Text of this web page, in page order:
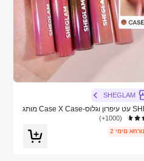
SHEGLAM
SHEGLAM Lip Rules עט עיפרון וגלוס-Case X Case מותג
לנשים ולנערות
(1000+)
אחרונים